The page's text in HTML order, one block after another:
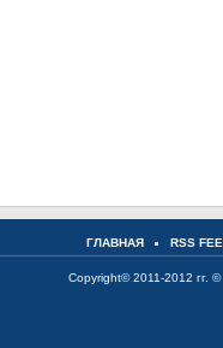
ГЛАВНАЯ RSS
Copyright© 2011-2012 гг. ©